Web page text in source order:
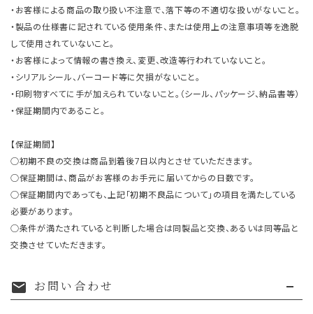
・お客様による商品の取り扱い不注意で、落下等の不適切な扱いがないこと。
・製品の仕様書に記されている使用条件、または使用上の注意事項等を逸脱
して使用されていないこと。
・お客様によって情報の書き換え、変更、改造等行われていないこと。
・シリアルシール、バーコード等に欠損がないこと。
・印刷物すべてに手が加えられていないこと。（シール、パッケージ、納品書等）
・保証期間内であること。
【保証期間】
○初期不良の交換は商品到着後7日以内とさせていただきます。
○保証期間は、商品がお客様のお手元に届いてからの日数です。
○保証期間内であっても、上記「初期不良品について」の項目を満たしている
必要があります。
○条件が満たされていると判断した場合は同製品と交換、あるいは同等品と
交換させていただきます。
mail お問い合わせ